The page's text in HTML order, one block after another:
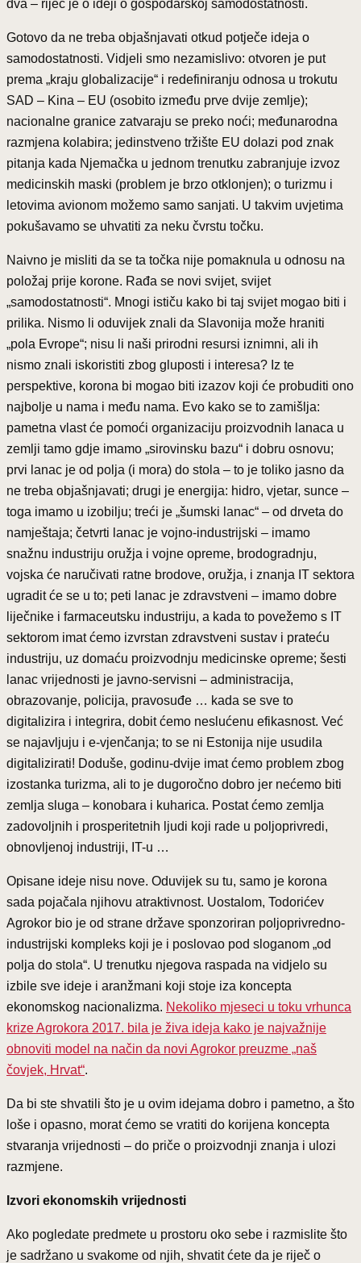
dva – riječ je o ideji o gospodarskoj samodostatnosti.
Gotovo da ne treba objašnjavati otkud potječe ideja o
samodostatnosti. Vidjeli smo nezamislivo: otvoren je put
prema „kraju globalizacije“ i redefiniranju odnosa u trokutu
SAD – Kina – EU (osobito između prve dvije zemlje);
nacionalne granice zatvaraju se preko noći; međunarodna
razmjena kolabira; jedinstveno tržište EU dolazi pod znak
pitanja kada Njemačka u jednom trenutku zabranjuje izvoz
medicinskih maski (problem je brzo otklonjen); o turizmu i
letovima avionom možemo samo sanjati. U takvim uvjetima
pokušavamo se uhvatiti za neku čvrstu točku.
Naivno je misliti da se ta točka nije pomaknula u odnosu na
položaj prije korone. Rađa se novi svijet, svijet
„samodostatnosti“. Mnogi ističu kako bi taj svijet mogao biti i
prilika. Nismo li oduvijek znali da Slavonija može hraniti
„pola Evrope“; nisu li naši prirodni resursi iznimni, ali ih
nismo znali iskoristiti zbog gluposti i interesa? Iz te
perspektive, korona bi mogao biti izazov koji će probuditi ono
najbolje u nama i među nama. Evo kako se to zamišlja:
pametna vlast će pomoći organizaciju proizvodnih lanaca u
zemlji tamo gdje imamo „sirovinsku bazu“ i dobru osnovu;
prvi lanac je od polja (i mora) do stola – to je toliko jasno da
ne treba objašnjavati; drugi je energija: hidro, vjetar, sunce –
toga imamo u izobilju; treći je „šumski lanac“ – od drveta do
namještaja; četvrti lanac je vojno-industrijski – imamo
snažnu industriju oružja i vojne opreme, brodogradnju,
vojska će naručivati ratne brodove, oružja, i znanja IT sektora
ugradit će se u to; peti lanac je zdravstveni – imamo dobre
liječnike i farmaceutsku industriju, a kada to povežemo s IT
sektorom imat ćemo izvrstan zdravstveni sustav i prateću
industriju, uz domaću proizvodnju medicinske opreme; šesti
lanac vrijednosti je javno-servisni – administracija,
obrazovanje, policija, pravosuđe … kada se sve to
digitalizira i integrira, dobit ćemo neslućenu efikasnost. Već
se najavljuju i e-vjenčanja; to se ni Estonija nije usudila
digitalizirati! Doduše, godinu-dvije imat ćemo problem zbog
izostanka turizma, ali to je dugoročno dobro jer nećemo biti
zemlja sluga – konobara i kuharica. Postat ćemo zemlja
zadovoljnih i prosperitetnih ljudi koji rade u poljoprivredi,
obnovljenoj industriji, IT-u …
Opisane ideje nisu nove. Oduvijek su tu, samo je korona
sada pojačala njihovu atraktivnost. Uostalom, Todorićev
Agrokor bio je od strane države sponzoriran poljoprivredno-
industrijski kompleks koji je i poslovao pod sloganom „od
polja do stola“. U trenutku njegova raspada na vidjelo su
izbile sve ideje i aranžmani koji stoje iza koncepta
ekonomskog nacionalizma. Nekoliko mjeseci u toku vrhunca
krize Agrokora 2017. bila je živa ideja kako je najvažnije
obnoviti model na način da novi Agrokor preuzme „naš
čovjek, Hrvat“.
Da bi ste shvatili što je u ovim idejama dobro i pametno, a što
loše i opasno, morat ćemo se vratiti do korijena koncepta
stvaranja vrijednosti – do priče o proizvodnji znanja i ulozi
razmjene.
Izvori ekonomskih vrijednosti
Ako pogledate predmete u prostoru oko sebe i razmislite što
je sadržano u svakome od njih, shvatit ćete da je riječ o